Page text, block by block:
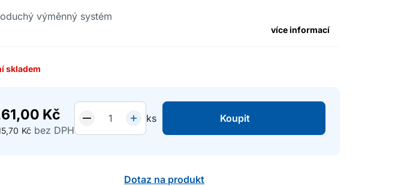
výměnný systém
více informací
skladem
Kč
Kč bez DPH
ks Koupit
Dotaz na produkt